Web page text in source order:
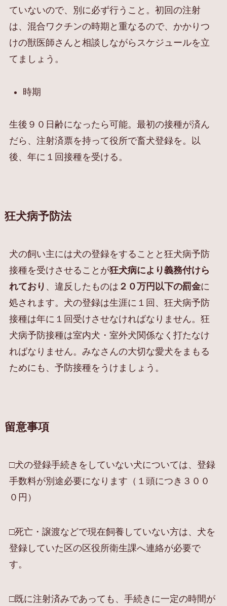
ていないので、別に必ず行うこと。初回の注射
は、混合ワクチンの時期と重なるので、かかりつ
けの獣医師さんと相談しながらスケジュールを立
てましょう。
時期
生後９０日齢になったら可能。最初の接種が済ん
だら、注射済票を持って役所で畜犬登録を。以
後、年に１回接種を受ける。
狂犬病予防法
犬の飼い主には犬の登録をすることと狂犬病予防
接種を受けさせることが狂犬病により義務付けら
れており 、違反したものは ２０万円以下の罰金に
処されます。犬の登録は生涯に１回、狂犬病予防
接種は年に１回受けさせなければなりません。狂
犬病予防接種は室内犬・室外犬関係なく打たなけ
ればなりません。みなさんの大切な愛犬をまもる
ためにも、予防接種をうけましょう。
留意事項
□犬の登録手続きをしていない犬については、登録
手数料が別途必要になります（１頭につき３００
０円）
□死亡・譲渡などで現在飼養していない方は、犬を
登録していた区の区役所衛生課へ連絡が必要で
す。
□既に注射済みであっても、手続きに一定の時間が